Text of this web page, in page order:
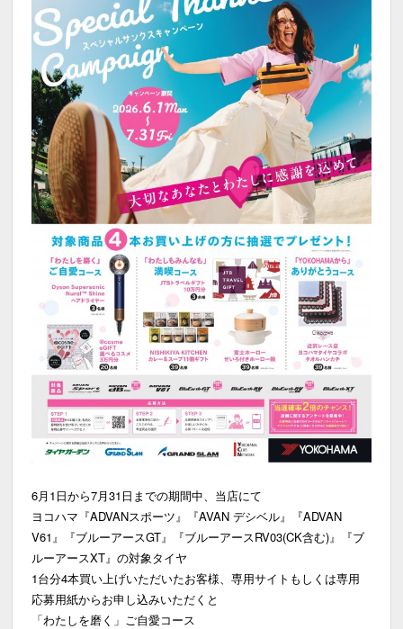
6月1日から7月31日までの期間中、当店にて
ヨコハマ『ADVANスポーツ』『AVAN デシベル』『ADVAN
V61』『ブルーアースGT』『ブルーアースRV03(CK含む)』『ブ
ルーアースXT』の対象タイヤ
1台分4本買い上げいただいたお客様、専用サイトもしくは専用
応募用紙からお申し込みいただくと
「わたしを磨く」ご自愛コース